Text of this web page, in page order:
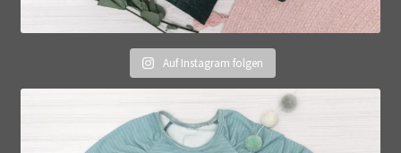
Auf Instagram folgen